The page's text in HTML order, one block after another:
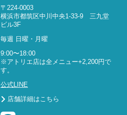
〒224-0003
横浜市都筑区中川中央1-33-9 三九堂
ビル3F
毎週 日曜・月曜
9:00〜18:00
※アトリエ店は全メニュー+2,200円で
す。
公式LINE
店舗詳細はこちら